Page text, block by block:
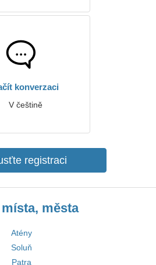
konverzaci
V češtině
registraci
města
Atény
Soluň
Patra